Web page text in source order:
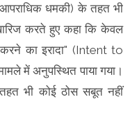
धमकी) के तहत भी
करते हुए कहा कि केवल
करने का इरादा" (Intent to
में अनुपस्थित पाया गया।
भी कोई ठोस सबूत नहीं